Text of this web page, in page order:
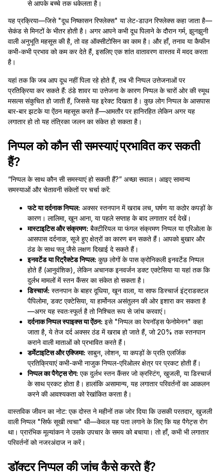
से आपके बच्चे तक धकेलता है।
यह प्रक्रिया—जिसे "दूध निष्कासन रिफ्लेक्स" या लेट-डाउन रिफ्लेक्स कहा जाता है—
सेकंड से मिनटों के भीतर होती है। अगर आपने कभी दूध पिलाने के दौरान गर्म, झुनझुनी
वाली अनुभूति महसूस की है, तो वह ऑक्सीटोसिन का काम है। और हाँ, तनाव या कैफीन
कभी-कभी प्रभाव को कम कर देते हैं, इसलिए एक शांत वातावरण वास्तव में मदद करता
है।
यहां तक कि जब आप दूध नहीं पिला रहे होते हैं, तब भी निप्पल उत्तेजनाओं पर
प्रतिक्रिया कर सकते हैं: ठंडे शावर या उत्तेजना के कारण निप्पल के चारों ओर की स्मूथ
मसल्स संकुचित हो जाती हैं, जिससे यह इरेक्ट दिखता है। कुछ लोग निप्पल के आसपास
बार-बार झटके या ऐंठन महसूस करते हैं—आमतौर पर हानिरहित लेकिन अगर यह
लगातार हो तो यह तंत्रिका जलन का संकेत हो सकता है।
निप्पल को कौन सी समस्याएं प्रभावित कर सकती
हैं?
“निप्पल के साथ कौन सी समस्याएं हो सकती हैं?” अच्छा सवाल। आइए सामान्य
समस्याओं और चेतावनी संकेतों पर चर्चा करें:
फटे या दर्दनाक निप्पल: अक्सर स्तनपान में खराब लच, घर्षण या कठोर कपड़ों के
कारण। लालिमा, खून आना, या पहले सप्ताह के बाद लगातार दर्द देखें।
मास्टाइटिस और संक्रमण: बैक्टीरियल या फंगल संक्रमण निप्पल या एरिओला के
आसपास दर्दनाक, सूजे हुए क्षेत्रों का कारण बन सकते हैं। आपको बुखार और
ठंड के साथ फ्लू जैसे लक्षण दिखाई दे सकते हैं।
इनवर्टेड या रिट्रैक्टेड निप्पल: कुछ लोगों के पास क्रोनिकली इनवर्टेड निप्पल
होते हैं (आनुवंशिक), लेकिन अचानक इनवर्जन डक्ट एक्टेसिया या यहां तक कि
दुर्लभ मामलों में स्तन कैंसर का संकेत हो सकता है।
डिस्चार्ज: स्तनपान के बाहर दूधिया, खून वाला, या साफ डिस्चार्ज इंट्राडक्टल
पैपिलोमा, डक्ट एक्टेसिया, या हार्मोनल असंतुलन की ओर इशारा कर सकता है
—अगर यह स्वतःस्फूर्त है तो निश्चित रूप से जांच करवाएं।
दर्दनाक निप्पल स्पाइक्स या ऐंठन: इसे "निप्पल का रेयनॉड्स फेनोमेनन" कहा
जाता है, ये तेज दर्द अक्सर ठंड में खराब हो जाते हैं, जो 20% तक स्तनपान
कराने वाली माताओं को प्रभावित करते हैं।
डर्मेटाइटिस और एक्जिमा: साबुन, लोशन, या कपड़ों के प्रति एलर्जिक
प्रतिक्रियाएं कभी-कभी नाजुक निप्पल-एरिओलर क्षेत्र पर प्रकट होती हैं।
निप्पल का पैगेट्स रोग: एक दुर्लभ स्तन कैंसर जो क्रस्टिंग, खुजली, या डिस्चार्ज
के साथ प्रकट होता है। हालांकि असामान्य, यह लगातार परिवर्तनों का आकलन
करने की आवश्यकता को रेखांकित करता है।
वास्तविक जीवन का नोट: एक दोस्त ने महीनों तक जोर दिया कि उसकी परतदार, खुजली
वाली निप्पल "सिर्फ सूखी त्वचा" थी—केवल यह पता लगाने के लिए कि यह पैगेट्स रोग
था। प्रारंभिक मूल्यांकन ने उसके उपचार के समय को बचाया। तो हाँ, कभी भी लगातार
परिवर्तनों को नजरअंदाज न करें।
डॉक्टर निप्पल की जांच कैसे करते हैं?